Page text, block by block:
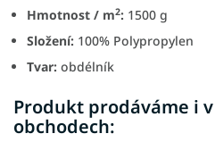
Hmotnost / m2: 1500 g
Složení: 100% Polypropylen
Tvar: obdélník
Produkt prodáváme i
obchodech: